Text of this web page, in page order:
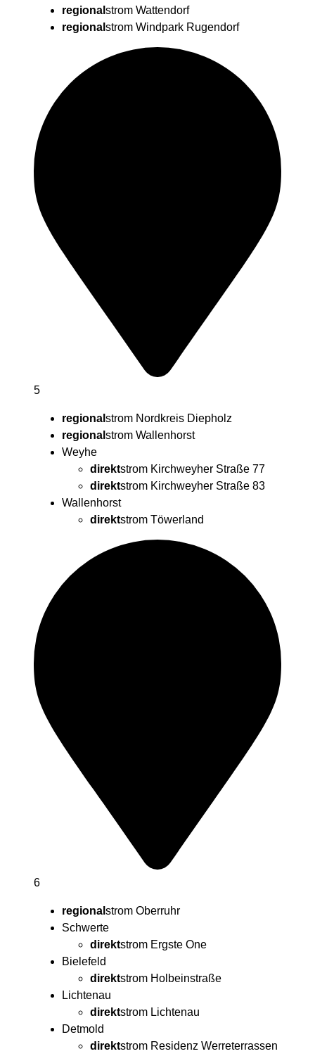
regional strom Wattendorf
regional strom Windpark Rugendorf
5
regional strom Nordkreis Diepholz
regional strom Wallenhorst
Weyhe
direktstrom Kirchweyher Straße 77
direktstrom Kirchweyher Straße 83
Wallenhorst
direktstrom Töwerland
6
regional strom Oberruhr
Schwerte
direktstrom Ergste One
Bielefeld
direktstrom Holbeinstraße
Lichtenau
direktstrom Lichtenau
Detmold
direktstrom Residenz Werreterrassen